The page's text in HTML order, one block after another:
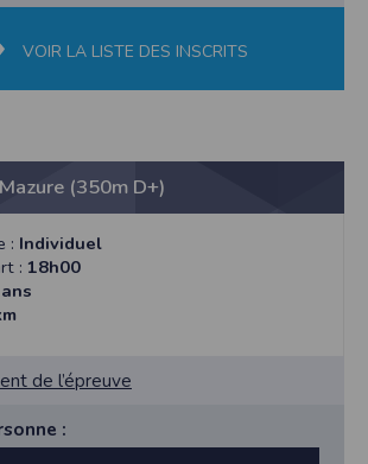
VOIR LA LISTE DES INSCRITS
(350m D+)
: Individuel
: 18h00
de l’épreuve
: